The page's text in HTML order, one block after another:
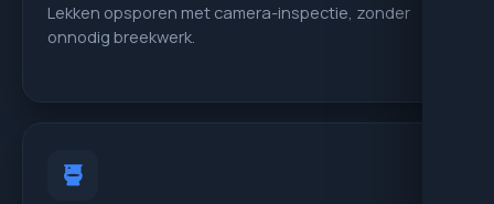
Lekken opsporen met camera-inspectie, zonder
onnodig breekwerk.